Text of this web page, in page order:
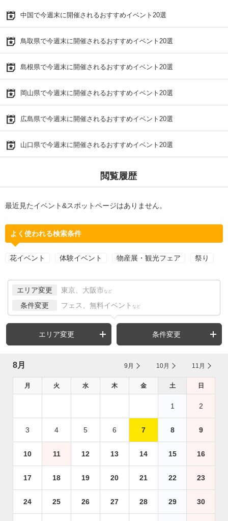
中国で今週末に開催されるおすすめイベント20選
鳥取県で今週末に開催されるおすすめイベント20選
島根県で今週末に開催されるおすすめイベント20選
岡山県で今週末に開催されるおすすめイベント20選
広島県で今週末に開催されるおすすめイベント20選
山口県で今週末に開催されるおすすめイベント20選
閲覧履歴
最近見たイベント&スポットページはありません。
よく使われる検索条件
花イベント 体験イベント 物産展・観光フェア 祭り
エリア変更 東京、大阪市 など
条件変更 フェス、無料イベント など
エリア変更 条件変更
8月 9月 10月 11月
月 火 水 木 金 土 日
1 2
3 4 5 6 7 8 9
10 11 12 13 14 15 16
17 18 19 20 21 22 23
24 25 26 27 28 29 30